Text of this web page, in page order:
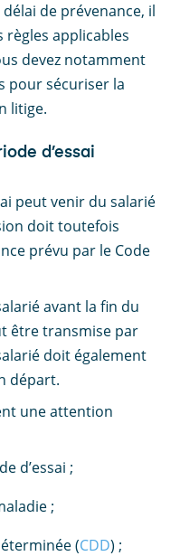
de prévenance, il
applicables
devez notamment
pour sécuriser la
litige.
d’essai
peut venir du salarié
doit toutefois
prévu par le Code
avant la fin du
être transmise par
doit également
départ.
une attention
d’essai ;
;
(CDD) ;